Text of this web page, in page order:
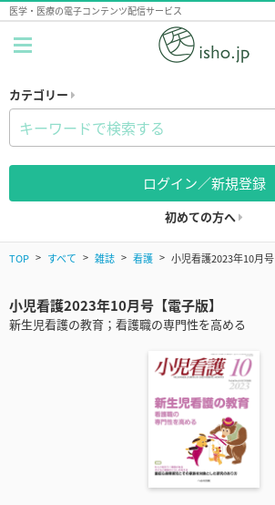
医学・医療の電子コンテンツ配信サービス
カテゴリー
ログイン／新規登録
初めての方へ
TOP すべて 雑誌 看護 小児看護2023年10月号
小児看護2023年10月号【電子版】
新生児看護の教育；看護職の専門性を高める